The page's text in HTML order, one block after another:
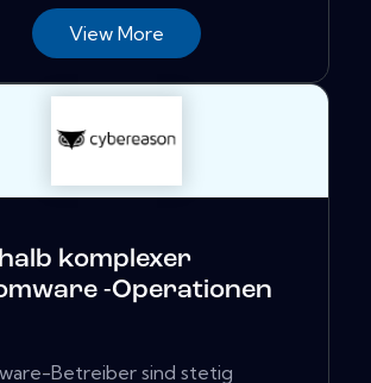
View More
komplexer
-Operationen
Betreiber sind stetig